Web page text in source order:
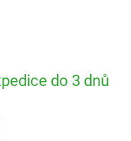
do 3 dnů